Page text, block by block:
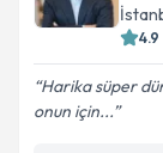
Metni
4.9
Harika süper
onun için...